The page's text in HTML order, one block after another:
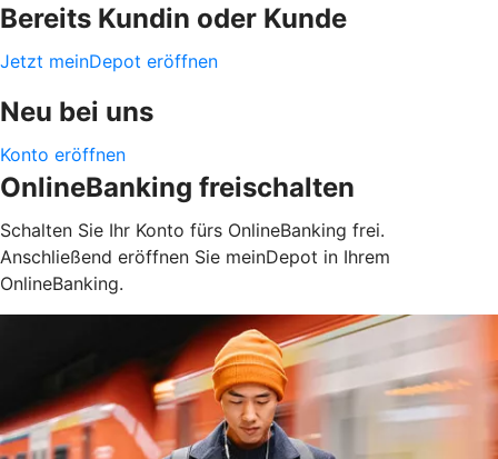
Bereits Kundin oder Kunde
Jetzt meinDepot eröffnen
Neu bei uns
Konto eröffnen
OnlineBanking freischalten
Schalten Sie Ihr Konto fürs OnlineBanking frei.
Anschließend eröffnen Sie meinDepot in Ihrem
OnlineBanking.